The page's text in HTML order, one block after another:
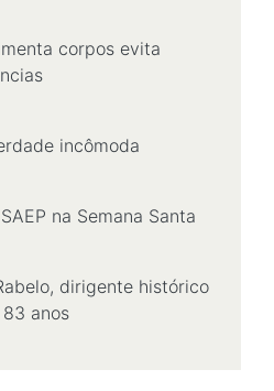
corpos evita
incômoda
na Semana Santa
dirigente histórico
anos